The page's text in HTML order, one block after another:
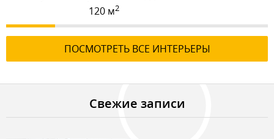
120 м2
ПОСМОТРЕТЬ ВСЕ ИНТЕРЬЕРЫ
Свежие записи